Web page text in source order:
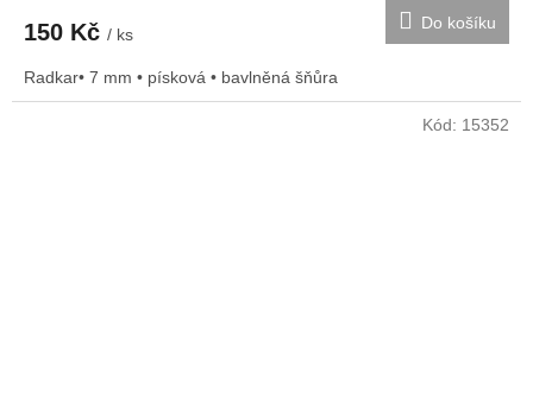
150 Kč / ks
Do košíku
Radkar• 7 mm • písková • bavlněná šňůra
Kód: 15352